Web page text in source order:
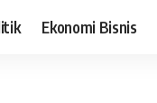
Ekonomi Bisnis